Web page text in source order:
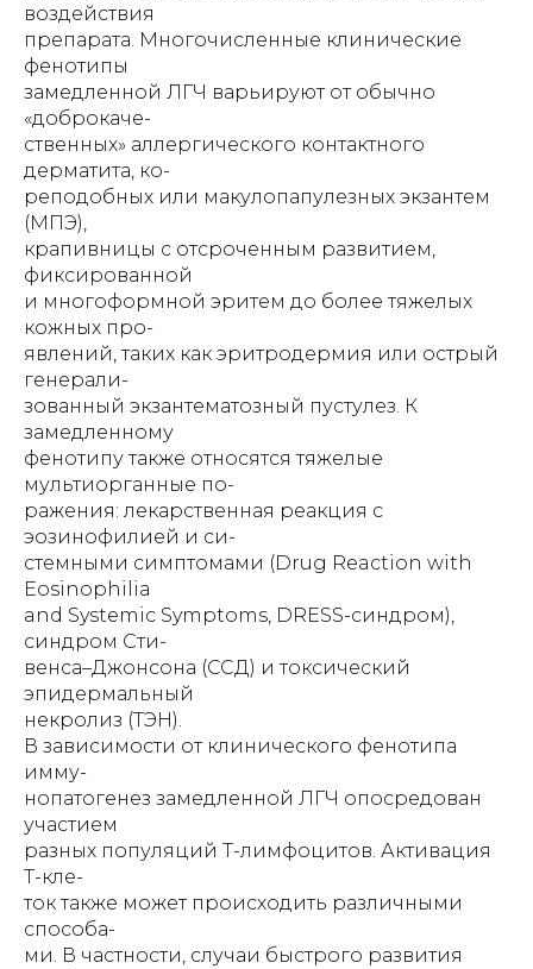
воздействия
препарата. Многочисленные клинические
фенотипы
замедленной ЛГЧ варьируют от обычно
«доброкаче-
ственных» аллергического контактного
дерматита, ко-
реподобных или макулопапулезных экзантем
(МПЭ),
крапивницы с отсроченным развитием,
фиксированной
и многоформной эритем до более тяжелых
кожных про-
явлений, таких как эритродермия или острый
генерали-
зованный экзантематозный пустулез. К
замедленному
фенотипу также относятся тяжелые
мультиорганные по-
ражения: лекарственная реакция с
эозинофилией и си-
стемными симптомами (Drug Reaction with
Eosinophilia
and Systemic Symptoms, DRESS-синдром),
синдром Сти-
венса–Джонсона (ССД) и токсический
эпидермальный
некролиз (ТЭН).
В зависимости от клинического фенотипа
имму-
нопатогенез замедленной ЛГЧ опосредован
участием
разных популяций Т-лимфоцитов. Активация
Т-кле-
ток также может происходить различными
способа-
ми. В частности, случаи быстрого развития